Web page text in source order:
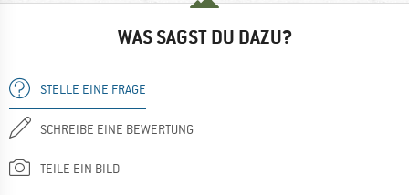
WAS SAGST DU DAZU?
STELLE EINE FRAGE
SCHREIBE EINE BEWERTUNG
TEILE EIN BILD